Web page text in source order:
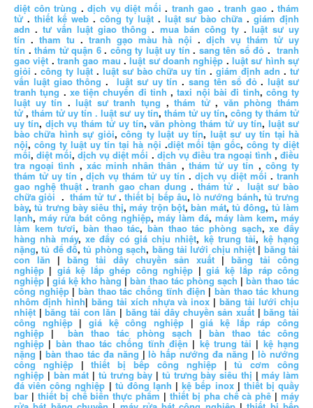
diệt côn trùng .dịch vụ diệt mối . tranh gao .tranh gao .thám
tử. thiết kế web . công ty luật . luật sư bào chữa .giám định
adn .tư vấn luật giao thông. mua bán công ty. luật sư uy
tín . tham tu .tranh gạo màu hà nội .dịch vụ thám tử uy
tín .thám tử quận 6. công ty luật uy tín . sang tên sổ đỏ .tranh
gao việt .tranh gao mau .luật sư doanh nghiệp .luật sư hình sự
giỏi . công ty luật. luật sư bào chữa uy tín .giám định adn .tư
vấn luật giao thông .luật sư uy tín .sang tên sổ đỏ.luật sư
tranh tụng . xe tiện chuyến đi tỉnh ,taxi nội bài đi tỉnh, công ty
luật uy tín .luật sư tranh tụng ,thám tử, văn phòng thám
tử,thám tử uy tín . luật sư uy tín, thám tử uy tín, công ty thám tử
uy tín, dịch vụ thám tử uy tín,văn phòng thám tử uy tín,luật sư
bào chữa hình sự giỏi,công ty luật uy tín, luật sư uy tín tại hà
nội,công ty luật uy tín tại hà nội .diệt mối tận gốc, công ty diệt
mối,diệt mối,dịch vụ diệt mối .dịch vụ điều tra ngoại tình ,điều
tra ngoại tình ,xác minh nhân thân ,thám tử uy tín , công ty
thám tử uy tín ,dịch vụ thám tử uy tín . dịch vụ diệt mối .tranh
gao nghệ thuật.tranh gao chan dung . thám tử.luật sư bào
chữa giỏi .thám tử tư.thiết bị bếp âu,lò nướng bánh, tủ trưng
bày,tủ trưng bày siêu thị,máy trộn bột,bàn mát,tủ đông, tủ làm
lạnh, máy rửa bát công nghiệp, máy làm đá, máy làm kem, máy
làm kem tươi,bàn thao tác,bàn thao tác phòng sạch,xe đẩy
hàng nhà máy, xe đẩy có giá chịu nhiệt, kệ trung tải, kệ hạng
nặng,tủ để đồ,tủ phòng sạch, băng tải lưới chịu nhiệt| băng tải
con lăn | băng tải dây chuyền sản xuất | băng tải công
nghiệp | giá kệ lắp ghép công nghiệp |giá kệ lắp ráp công
nghiệp |giá kệ kho hàng |bàn thao tác phòng sạch | bàn thao tác
công nghiệp|bàn thao tác chống tĩnh điện |bàn thao tác khung
nhôm định hình| băng tải xích nhựa và inox|băng tải lưới chịu
nhiệt |băng tải con lăn | băng tải dây chuyền sản xuất |băng tải
công nghiệp|giá kệ công nghiệp |giá kệ lắp ráp công
nghiệp |bàn thao tác phòng sạch| bàn thao tác công
nghiệp | bàn thao tác chống tĩnh điện | kệ trung tải | kệ hạng
nặng| bàn thao tác đa năng|lò hấp nướng đa năng |lò nướng
công nghiệp|thiết bị bếp công nghiệp|tủ cơm công
nghiệp |bàn mát | tủ trưng bày | tủ trưng bày siêu thị |máy làm
đá viên công nghiệp | tủ đông lạnh |kệ bếp inox| thiết bị quầy
bar | thiết bị chế biến thực phẩm | thiết bị pha chế cà phê| máy